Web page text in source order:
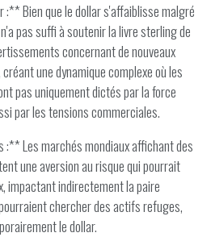
Bien que le dollar s'affaiblisse malgré
pas suffi à soutenir la livre sterling de
concernant de nouveaux
une dynamique complexe où les
pas uniquement dictés par la force
par les tensions commerciales.
:** Les marchés mondiaux affichant des
une aversion au risque qui pourrait
impactant indirectement la paire
chercher des actifs refuges,
le dollar.